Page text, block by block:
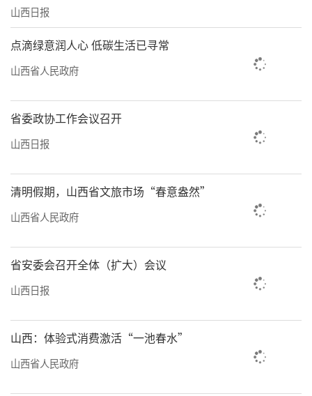
遥科技艺术馆成为平遥热门打卡点。游客走进
这里，如同穿越时光，亲身感受古城千年前的
盛况。该艺术馆全方位增强游客参与感和体验
感，是我省推动文旅与科技深度融合、延伸旅
游产业链条的实践案例。此外，《又见平遥》
《太行山上》《如梦大同》等优质旅游演艺项
目，也让游客“入景入戏”。
值得一提的是，全省还培育了一批国家级
夜间文旅消费集聚区、国家级旅游休闲街区，
康养游、乡村游、工业游、红色游、体育游等
成为文旅“吸睛”“吸客”新业态，使文旅产
业活力持续迸发。
是为旅游者提供服务，做好服务是文旅业高质
量发展的‘必答题’‘加分项’。”省文旅厅
厅长王爱琴表示，接下来，山西文旅将丰富产
山西日报
点滴绿意润人心 低碳生活已寻常
山西省人民政府
省委政协工作会议召开
山西日报
清明假期，山西省文旅市场“春意盎然”
山西省人民政府
省安委会召开全体（扩大）会议
山西日报
山西：体验式消费激活“一池春水”
山西省人民政府